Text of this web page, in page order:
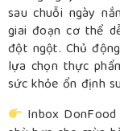
sau chuỗi ngày
giai đoạn cơ thể
đột ngột. Chủ
lựa chọn thực
sức khỏe ổn định
Inbox